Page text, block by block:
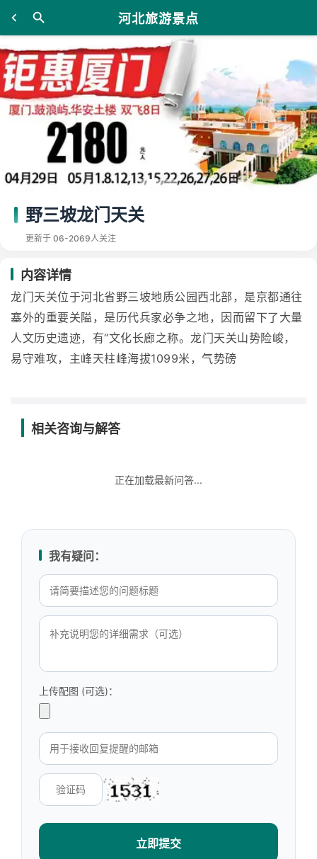
河北旅游景点
野三坡龙门天关
更新于 06-2069人关注
内容详情
龙门天关位于河北省野三坡地质公园西北部，是京都通往
塞外的重要关隘，是历代兵家必争之地，因而留下了大量
人文历史遗迹，有“文化长廊之称。龙门天关山势险峻，
易守难攻，主峰天柱峰海拔1099米，气势磅
相关咨询与解答
正在加载最新问答...
我有疑问：
上传配图 (可选)：
立即提交